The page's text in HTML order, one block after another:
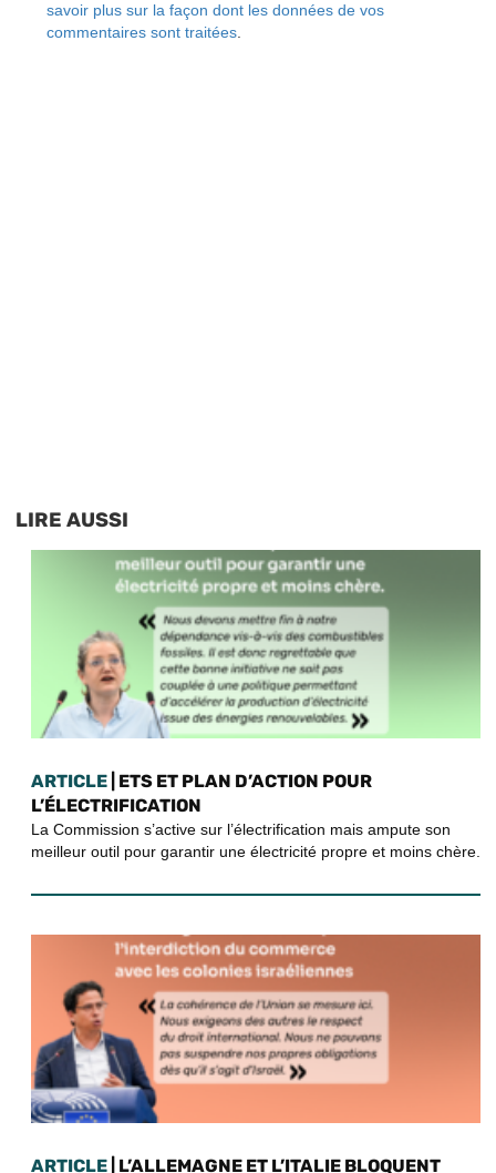
savoir plus sur la façon dont les données de vos
commentaires sont traitées
LIRE AUSSI
ARTICLE | ETS ET PLAN D’ACTION POUR
L’ÉLECTRIFICATION
La Commission s’active sur l’électrification mais ampute son
meilleur outil pour garantir une électricité propre et moins chère.
ARTICLE | L’ALLEMAGNE ET L’ITALIE BLOQUENT